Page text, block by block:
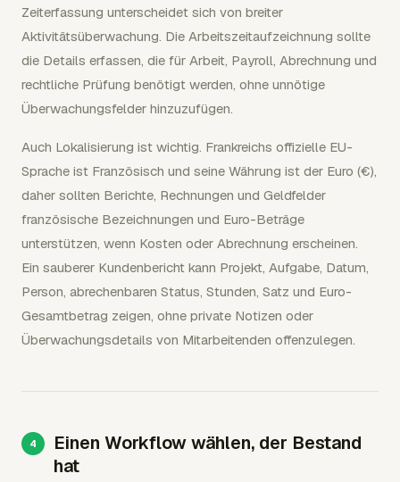
Zeiterfassung unterscheidet sich von breiter
Aktivitätsüberwachung. Die Arbeitszeitaufzeichnung sollte
die Details erfassen, die für Arbeit, Payroll, Abrechnung und
rechtliche Prüfung benötigt werden, ohne unnötige
Überwachungsfelder hinzuzufügen.
Auch Lokalisierung ist wichtig. Frankreichs offizielle EU-
Sprache ist Französisch und seine Währung ist der Euro (€),
daher sollten Berichte, Rechnungen und Geldfelder
französische Bezeichnungen und Euro-Beträge
unterstützen, wenn Kosten oder Abrechnung erscheinen.
Ein sauberer Kundenbericht kann Projekt, Aufgabe, Datum,
Person, abrechenbaren Status, Stunden, Satz und Euro-
Gesamtbetrag zeigen, ohne private Notizen oder
Überwachungsdetails von Mitarbeitenden offenzulegen.
Einen Workflow wählen, der Bestand
hat